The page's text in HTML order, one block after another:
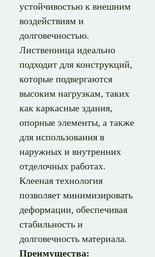
устойчивостью к внешним
воздействиям и
долговечностью.
Лиственница идеально
подходит для конструкций,
которые подвергаются
высоким нагрузкам, таких
как каркасные здания,
опорные элементы, а также
для использования в
наружных и внутренних
отделочных работах.
Клееная технология
позволяет минимизировать
деформации, обеспечивая
стабильность и
долговечность материала.
Преимущества: